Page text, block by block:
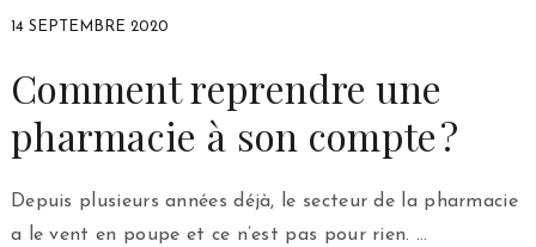
14 SEPTEMBRE 2020
Comment reprendre une
pharmacie à son compte ?
Depuis plusieurs années déjà, le secteur de la pharmacie
a le vent en poupe et ce n’est pas pour rien. …